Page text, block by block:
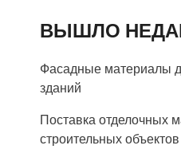
ВЫШЛО
Фасадные материалы
зданий
Поставка отделочных
строительных объектов